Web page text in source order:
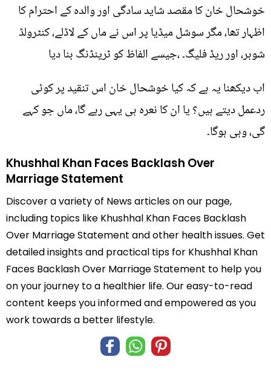
خوشحال خان کا مقصد شاید سادگی اور والدہ کے احترام کا
اظہار تھا، مگر سوشل میڈیا پر اس نے ماں کے لاڈلے، کنٹرولڈ
شوہر، اور ریڈ فلیگ۔ ،جیسے الفاظ کو ٹرینڈنگ بنا دیا
اب دیکھنا یہ ہے کہ کیا خوشحال خان اس تنقید پر کوئی
ردعمل دیتے ہیں؟ یا ان کا نعرہ ہی یہی رہے گا، ماں جو کہے
گی، وہی ہوگا۔
Khushhal Khan Faces Backlash Over
Marriage Statement
Discover a variety of News articles on our page,
including topics like Khushhal Khan Faces Backlash
Over Marriage Statement and other health issues. Get
detailed insights and practical tips for Khushhal Khan
Faces Backlash Over Marriage Statement to help you
on your journey to a healthier life. Our easy-to-read
content keeps you informed and empowered as you
work towards a better lifestyle.